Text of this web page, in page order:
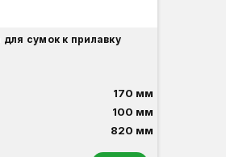
для сумок к прилавку
170 мм
100 мм
820 мм